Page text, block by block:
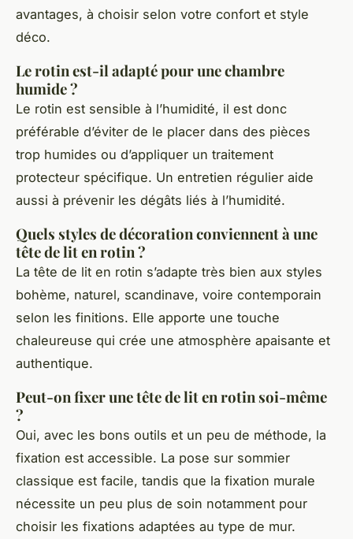
avantages, à choisir selon votre confort et style
déco.
Le rotin est-il adapté pour une chambre
humide ?
Le rotin est sensible à l’humidité, il est donc
préférable d’éviter de le placer dans des pièces
trop humides ou d’appliquer un traitement
protecteur spécifique. Un entretien régulier aide
aussi à prévenir les dégâts liés à l’humidité.
Quels styles de décoration conviennent à une
tête de lit en rotin ?
La tête de lit en rotin s’adapte très bien aux styles
bohème, naturel, scandinave, voire contemporain
selon les finitions. Elle apporte une touche
chaleureuse qui crée une atmosphère apaisante et
authentique.
Peut-on fixer une tête de lit en rotin soi-même
?
Oui, avec les bons outils et un peu de méthode, la
fixation est accessible. La pose sur sommier
classique est facile, tandis que la fixation murale
nécessite un peu plus de soin notamment pour
choisir les fixations adaptées au type de mur.